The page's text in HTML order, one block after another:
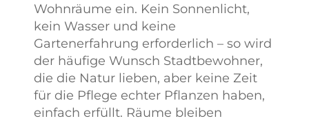
Wohnräume ein. Kein Sonnenlicht,
kein Wasser und keine
Gartenerfahrung erforderlich – so wird
der häufige Wunsch Stadtbewohner,
die die Natur lieben, aber keine Zeit
für die Pflege echter Pflanzen haben,
einfach erfüllt. Räume bleiben